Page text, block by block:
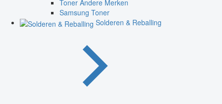
Toner Andere Merken
Samsung Toner
Solderen & Reballing